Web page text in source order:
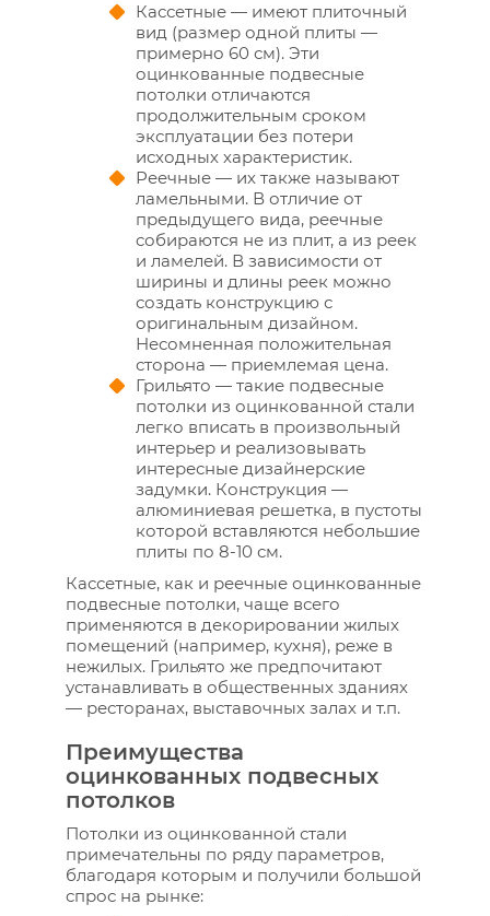
Кассетные — имеют плиточный
вид (размер одной плиты —
примерно 60 см). Эти
оцинкованные подвесные
потолки отличаются
продолжительным сроком
эксплуатации без потери
исходных характеристик.
Реечные — их также называют
ламельными. В отличие от
предыдущего вида, реечные
собираются не из плит, а из реек
и ламелей. В зависимости от
ширины и длины реек можно
создать конструкцию с
оригинальным дизайном.
Несомненная положительная
сторона — приемлемая цена.
Грильято — такие подвесные
потолки из оцинкованной стали
легко вписать в произвольный
интерьер и реализовывать
интересные дизайнерские
задумки. Конструкция —
алюминиевая решетка, в пустоты
которой вставляются небольшие
плиты по 8-10 см.
Кассетные, как и реечные оцинкованные
подвесные потолки, чаще всего
применяются в декорировании жилых
помещений (например, кухня), реже в
нежилых. Грильято же предпочитают
устанавливать в общественных зданиях
— ресторанах, выставочных залах и т.п.
Преимущества
оцинкованных подвесных
потолков
Потолки из оцинкованной стали
примечательны по ряду параметров,
благодаря которым и получили большой
спрос на рынке: